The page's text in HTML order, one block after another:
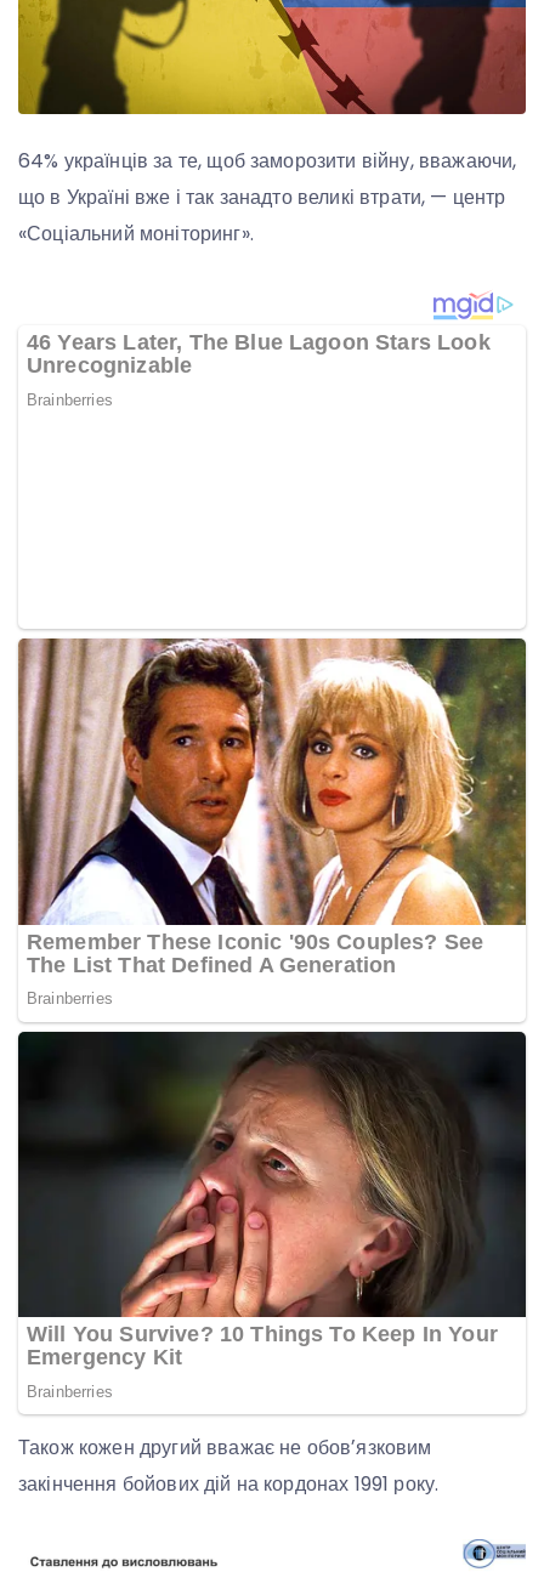
64% українців за те, щоб заморозити війну, вважаючи,
що в Україні вже і так занадто великі втрати, — центр
«Соціальний моніторинг».
Також кожен другий вважає не обовʼязковим
закінчення бойових дій на кордонах 1991 року.